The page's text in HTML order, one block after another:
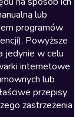
lub
programów
Powyższe
jedynie w celu
internetowe
lub
przepisy
zastrzeżenia